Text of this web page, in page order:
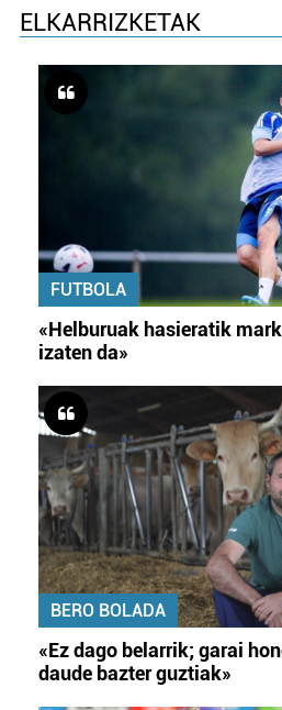
ELKARRIZKETAK
FUTBOLA
«Helburuak hasieratik
izaten da»
BERO BOLADA
«Ez dago belarrik; garai
daude bazter guztiak»